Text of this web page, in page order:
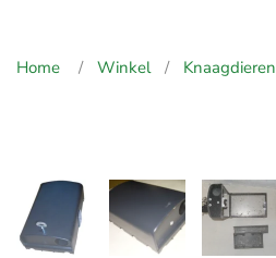
Home Winkel Knaagdieren